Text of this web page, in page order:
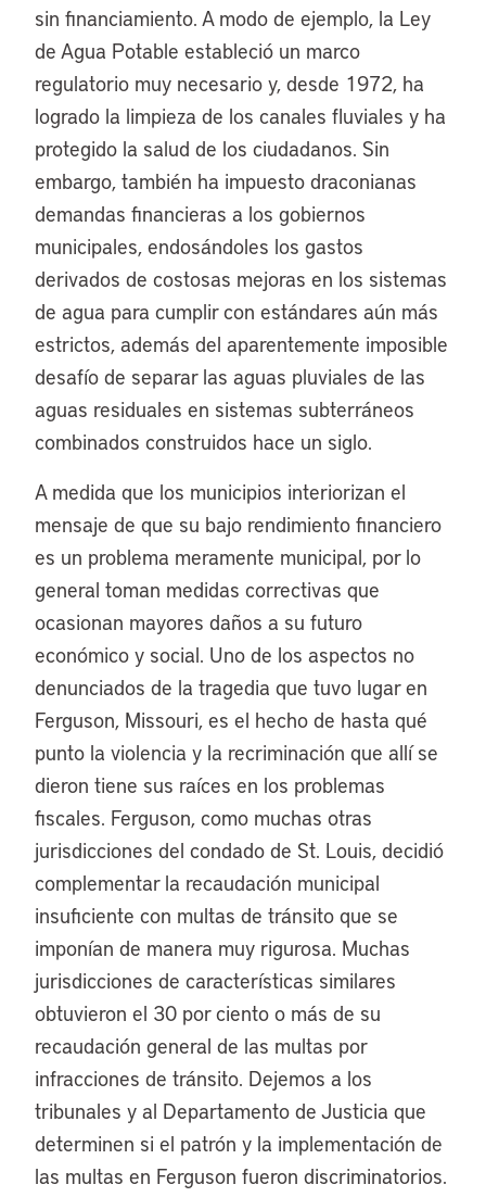
sin financiamiento. A modo de ejemplo, la Ley
de Agua Potable estableció un marco
regulatorio muy necesario y, desde 1972, ha
logrado la limpieza de los canales fluviales y ha
protegido la salud de los ciudadanos. Sin
embargo, también ha impuesto draconianas
demandas financieras a los gobiernos
municipales, endosándoles los gastos
derivados de costosas mejoras en los sistemas
de agua para cumplir con estándares aún más
estrictos, además del aparentemente imposible
desafío de separar las aguas pluviales de las
aguas residuales en sistemas subterráneos
combinados construidos hace un siglo.
A medida que los municipios interiorizan el
mensaje de que su bajo rendimiento financiero
es un problema meramente municipal, por lo
general toman medidas correctivas que
ocasionan mayores daños a su futuro
económico y social. Uno de los aspectos no
denunciados de la tragedia que tuvo lugar en
Ferguson, Missouri, es el hecho de hasta qué
punto la violencia y la recriminación que allí se
dieron tiene sus raíces en los problemas
fiscales. Ferguson, como muchas otras
jurisdicciones del condado de St. Louis, decidió
complementar la recaudación municipal
insuficiente con multas de tránsito que se
imponían de manera muy rigurosa. Muchas
jurisdicciones de características similares
obtuvieron el 30 por ciento o más de su
recaudación general de las multas por
infracciones de tránsito. Dejemos a los
tribunales y al Departamento de Justicia que
determinen si el patrón y la implementación de
las multas en Ferguson fueron discriminatorios.